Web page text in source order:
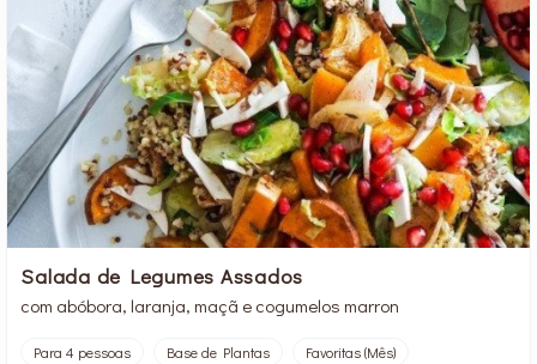
Salada de Legumes Assados
com abóbora, laranja, maçã e cogumelos marron
Para 4 pessoas Base de Plantas Favoritas (Mês)